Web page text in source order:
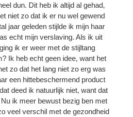
dun. Dit heb ik altijd al gehad,
niet zo dat ik er nu wel gewend
jaar geleden stijlde ik mijn haar
echt mijn verslaving. Als ik uit
ik er weer met de stijltang
Ik heb echt geen idee, want het
zo dat het lang niet zo erg was
een hittebeschermend product
deed ik natuurlijk niet, want dat
ik meer bewust bezig ben met
veel verschil met de gezondheid